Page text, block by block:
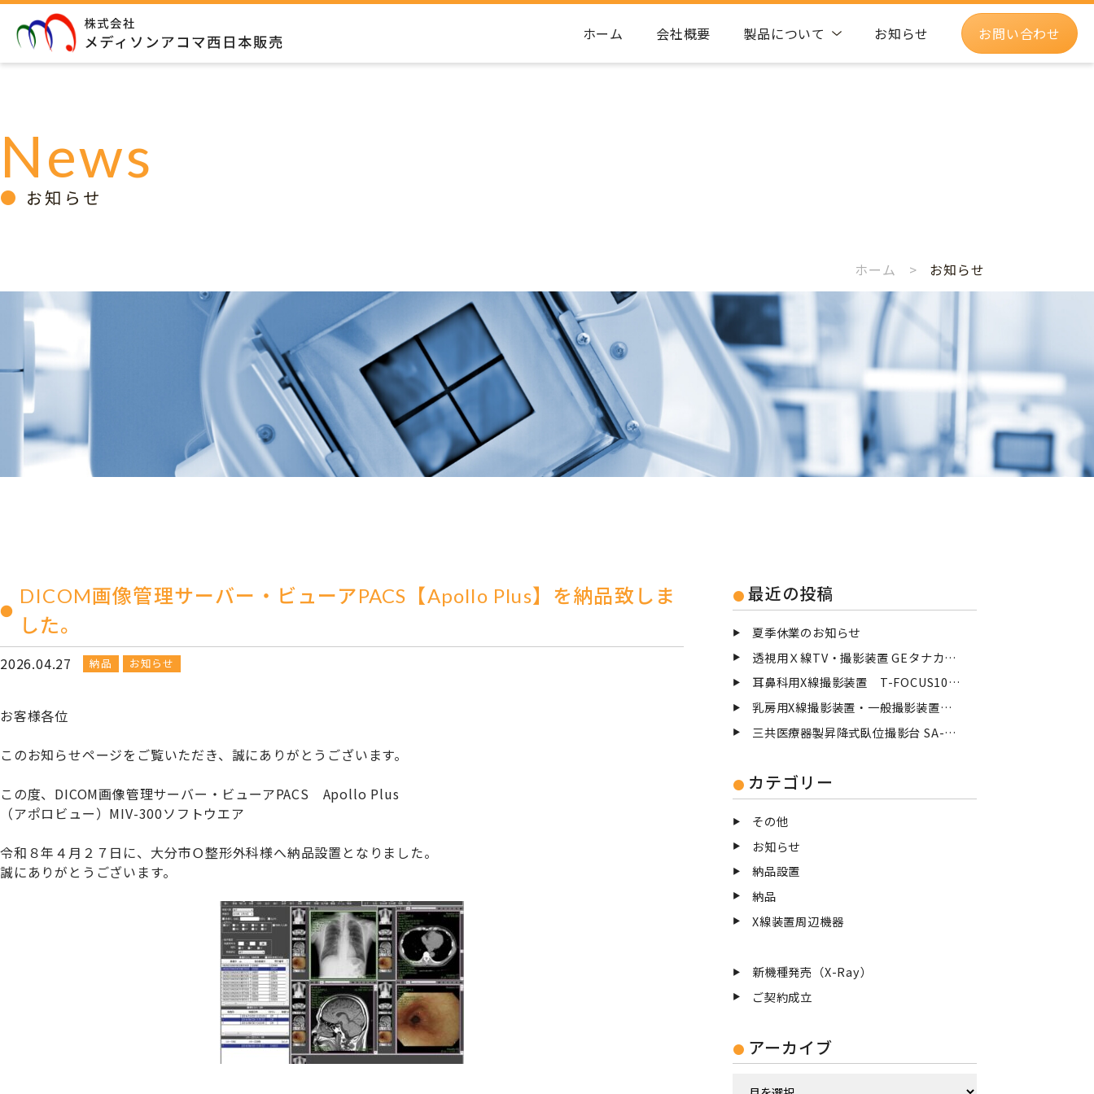
ホーム 会社概要 製品について お知らせ お問い合わせ
News
お知らせ
ホーム > お知らせ
DICOM画像管理サーバー・ビューアPACS【Apollo Plus】を納品致しま
した。
2026.04.27 納品 お知らせ
お客様各位
このお知らせページをご覧いただき、誠にありがとうございます。
この度、DICOM画像管理サーバー・ビューアPACS Apollo Plus
（アポロビュー）MIV-300ソフトウエア
令和８年４月２７日に、大分市Ｏ整形外科様へ納品設置となりました。
誠にありがとうございます。
最近の投稿
夏季休業のお知らせ
透視用Ｘ線TV・撮影装置 GEタナカメディカルシステム TXーⅢ 点検
耳鼻科用X線撮影装置 T-FOCUS100を撤去致しました
乳房用X線撮影装置・一般撮影装置を撤去致しました
三共医療器製昇降式臥位撮影台 SA-83/Mを納品設置致しました
カテゴリー
その他
お知らせ
納品設置
納品
X線装置周辺機器
新機種発売（X-Ray）
ご契約成立
アーカイブ